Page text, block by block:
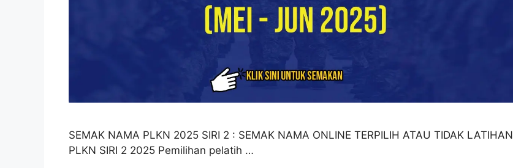
SEMAK NAMA PLKN 2025 SIRI 2 : SEMAK NAMA ONLINE TERPILIH ATAU TIDAK LATIHAN
PLKN SIRI 2 2025 Pemilihan pelatih …